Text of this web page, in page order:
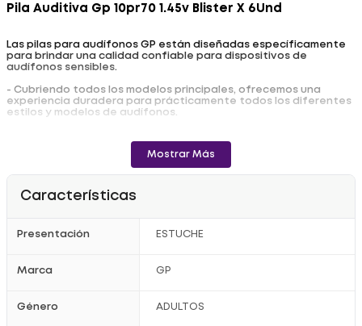
Pila Auditiva Gp 10pr70 1.45v Blister X 6Und
Las pilas para audífonos GP están diseñadas específicamente
para brindar una calidad confiable para dispositivos de
audífonos sensibles.
- Cubriendo todos los modelos principales, ofrecemos una
experiencia duradera para prácticamente todos los diferentes
estilos y modelos de audífonos.
- Retirar del empaque y ubicar en el dispositivo
Mostrar Más
Características
Presentación ESTUCHE
Marca GP
Género ADULTOS